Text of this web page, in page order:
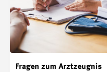
Fragen zum Arztzeugnis